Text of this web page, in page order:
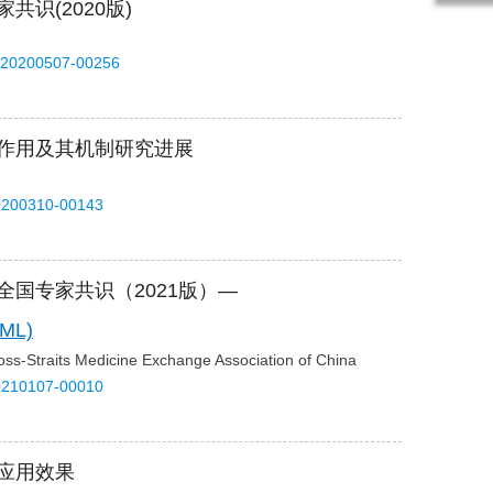
共识(2020版)
00256
用及其机制研究进展
00143
国专家共识（2021版）—
Straits Medicine Exchange Association of China
00010
用效果